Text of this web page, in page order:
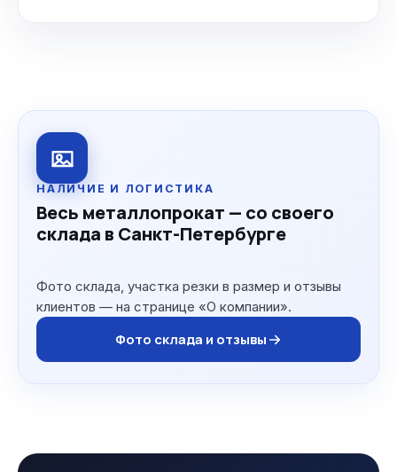
НАЛИЧИЕ И ЛОГИСТИКА
Весь металлопрокат — со своего
склада в Санкт-Петербурге
Фото склада, участка резки в размер и отзывы
клиентов — на странице «О компании».
Фото склада и отзывы